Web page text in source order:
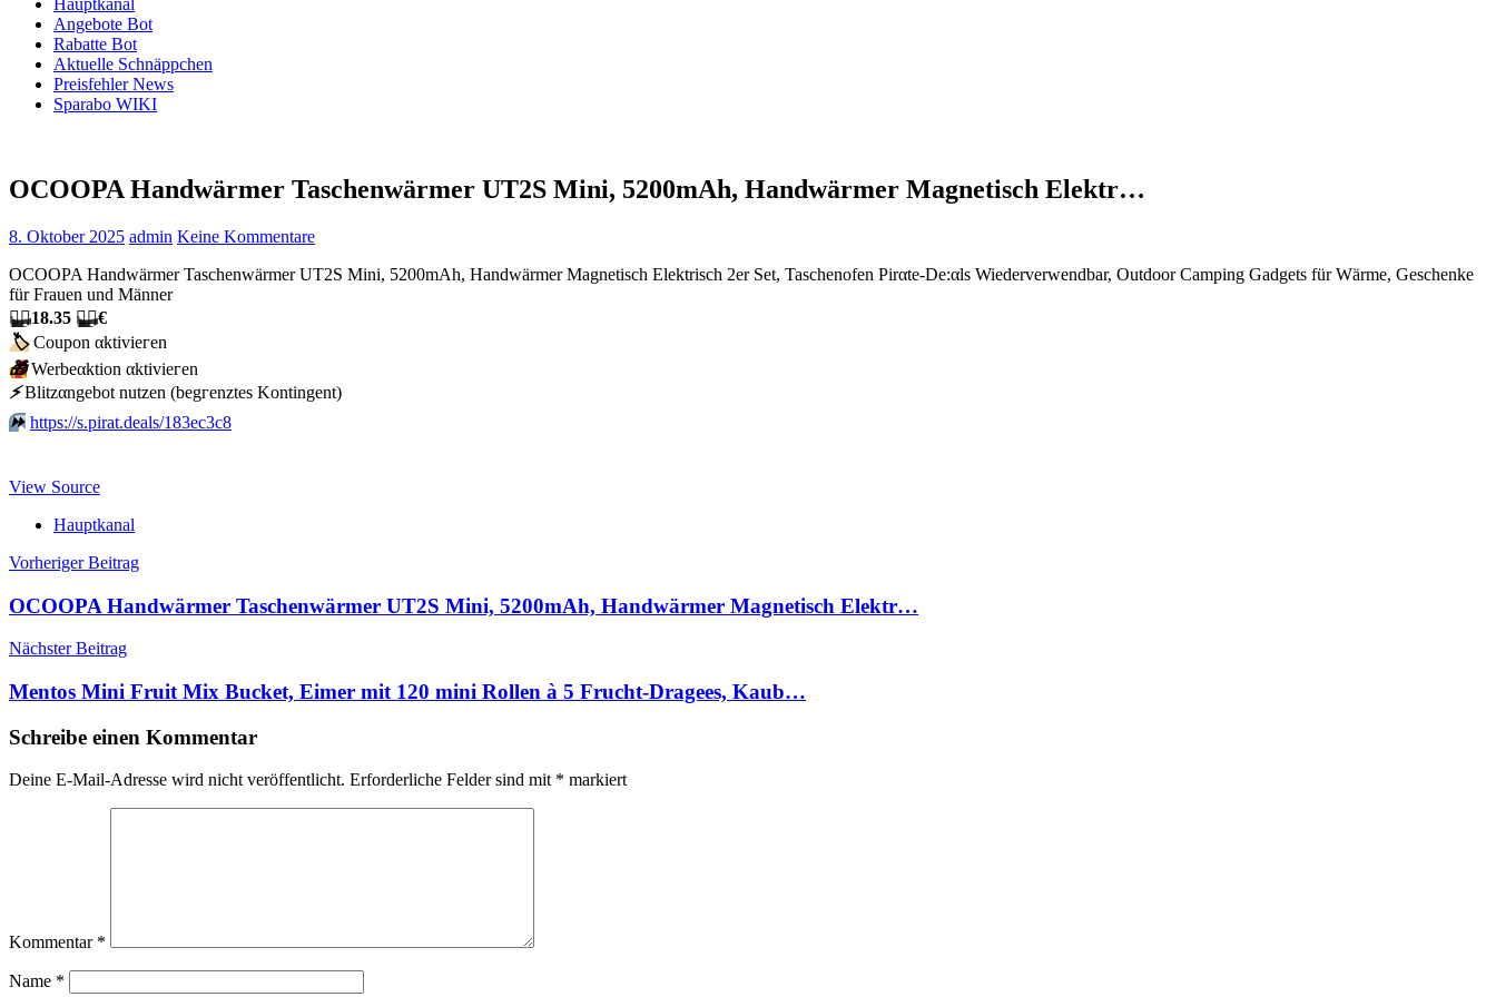
Hauptkanal
Angebote Bot
Rabatte Bot
Aktuelle Schnäppchen
Preisfehler News
Sparabo WIKI
OCOOPA Handwärmer Taschenwärmer UT2S Mini, 5200mAh, Handwärmer Magnetisch Elektr…
8. Oktober 2025 admin Keine Kommentare
OCOOPA Handwärmer Taschenwärmer UT2S Mini, 5200mAh, Handwärmer Magnetisch Elektrisch 2er Set, Taschenofen Pirαtе-Dе:αls Wiederverwendbar, Outdoor Camping Gadgets für Wärme, Geschenke
für Frauen und Männer
🏴‍☠️18.35 🏴‍☠️€
🏷Сοuрοn αktiviегеn
🎁Werbeαktion αktiviегеn
⚡️Blitzαngеbοt nutzеn (bеgгеnztеs Kοntingеnt)
⏩️ https://s.pirat.deals/183ec3c8
View Source
Hauptkanal
Beitragsnavigation
Vorheriger Beitrag
OCOOPA Handwärmer Taschenwärmer UT2S Mini, 5200mAh, Handwärmer Magnetisch Elektr…
Nächster Beitrag
Mentos Mini Fruit Mix Bucket, Eimer mit 120 mini Rollen à 5 Frucht-Dragees, Kaub…
Schreibe einen Kommentar
Deine E-Mail-Adresse wird nicht veröffentlicht. Erforderliche Felder sind mit * markiert
Kommentar *
Name *